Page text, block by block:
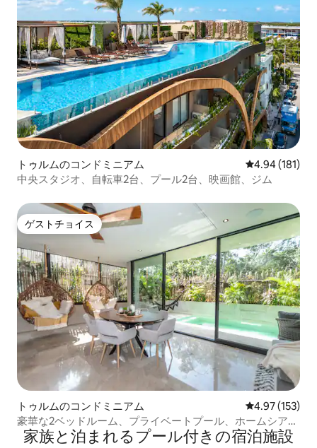
トゥルムのコンドミニアム レビュー181
4.94 (181)
中央スタジオ、自転車2台、プール2台、映画館、ジム
ゲストチョイス
ゲストチョイス
トゥルムのコンドミニアム レビュー153
4.97 (153)
豪華な2ベッドルーム、プライベートプール、ホームシアタ
ー
家族と泊まれるプール付きの宿泊施設